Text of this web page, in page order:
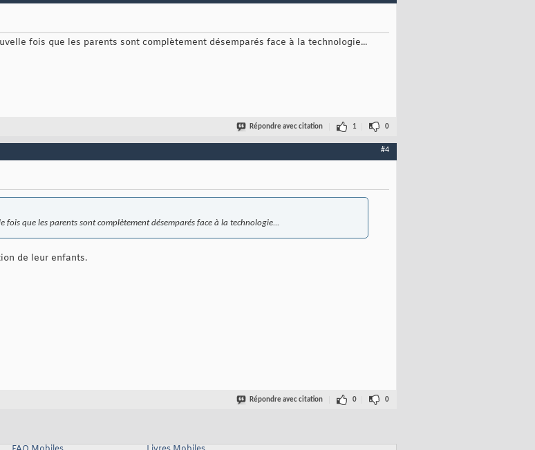
fois que les parents sont complètement désemparés face à la technologie...
Répondre avec citation 1 0
#4
fois que les parents sont complètement désemparés face à la technologie...
de leur enfants.
Répondre avec citation 0 0